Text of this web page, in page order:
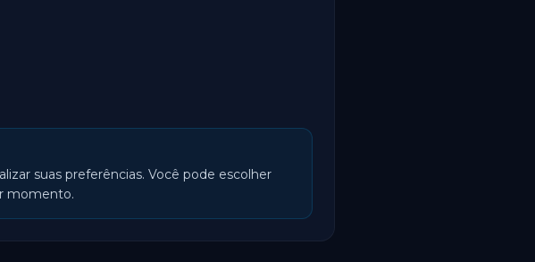
suas preferências. Você pode escolher
momento.